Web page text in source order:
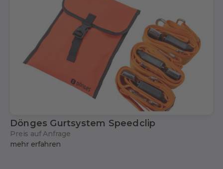
Dönges Gurtsystem Speedclip
Preis auf Anfrage
mehr erfahren